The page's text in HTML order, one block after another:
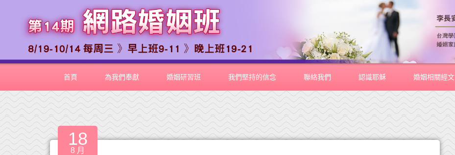
首頁 為我們奉獻 婚姻研習班 我們堅持的信念 聯絡我們 認識耶穌 婚姻相關經文
18
8 月